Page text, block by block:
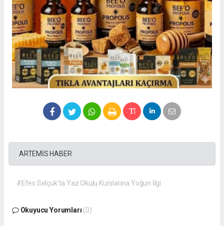
ARTEMİS HABER
#Efes Selçuk’ta Yaz Okulu Kurslarına Yoğun İlgi
Okuyucu Yorumları (0)